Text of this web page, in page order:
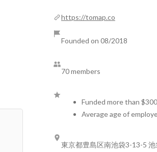
https://tomap.co
Founded on 08/2018
70 members
Funded more than
Average age of
東京都豊島区南池袋3-13-5